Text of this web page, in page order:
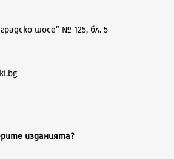
шосе” № 125, бл. 5
изданията?